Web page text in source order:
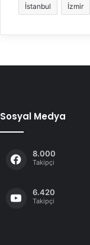
İstanbul İzmir
Sosyal Medya
8.000
Takipçi
6.420
Takipçi